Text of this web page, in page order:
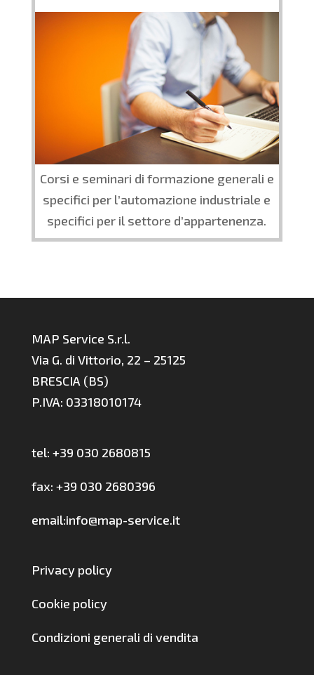
Corsi e seminari di formazione generali e
specifici per l’automazione industriale e
specifici per il settore d’appartenenza.
MAP Service S.r.l.
Via G. di Vittorio, 22 – 25125
BRESCIA (BS)
P.IVA: 03318010174
tel: +39 030 2680815
fax: +39 030 2680396
email:info@map-service.it
Privacy policy
Cookie policy
Condizioni generali di vendita